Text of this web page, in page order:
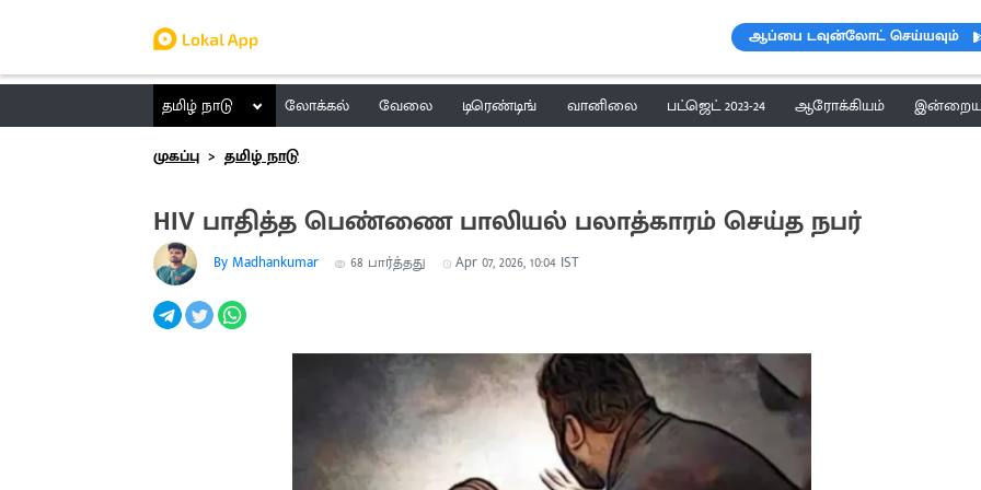
ஆப்பை டவுன்லோட் செய்யவும்
தமிழ் நாடு லோக்கல் வேலை டிரெண்டிங் வானிலை பட்ஜெட் 2023-24 ஆரோக்கியம் இன்றைய
முகப்பு
தமிழ் நாடு
HIV பாதித்த பெண்ணை பாலியல் பலாத்காரம் செய்த நபர்
By Madhankumar 68 பார்த்தது Apr 07, 2026, 10:04 IST